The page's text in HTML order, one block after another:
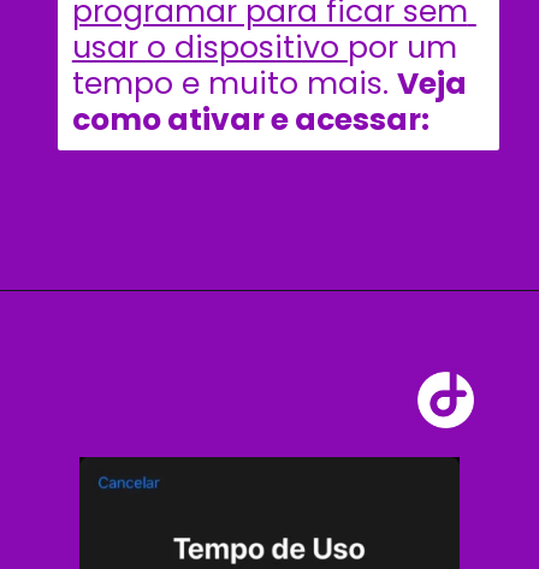
programar para ficar sem
usar o dispositivo por um
tempo e muito mais. Veja
como ativar e acessar: